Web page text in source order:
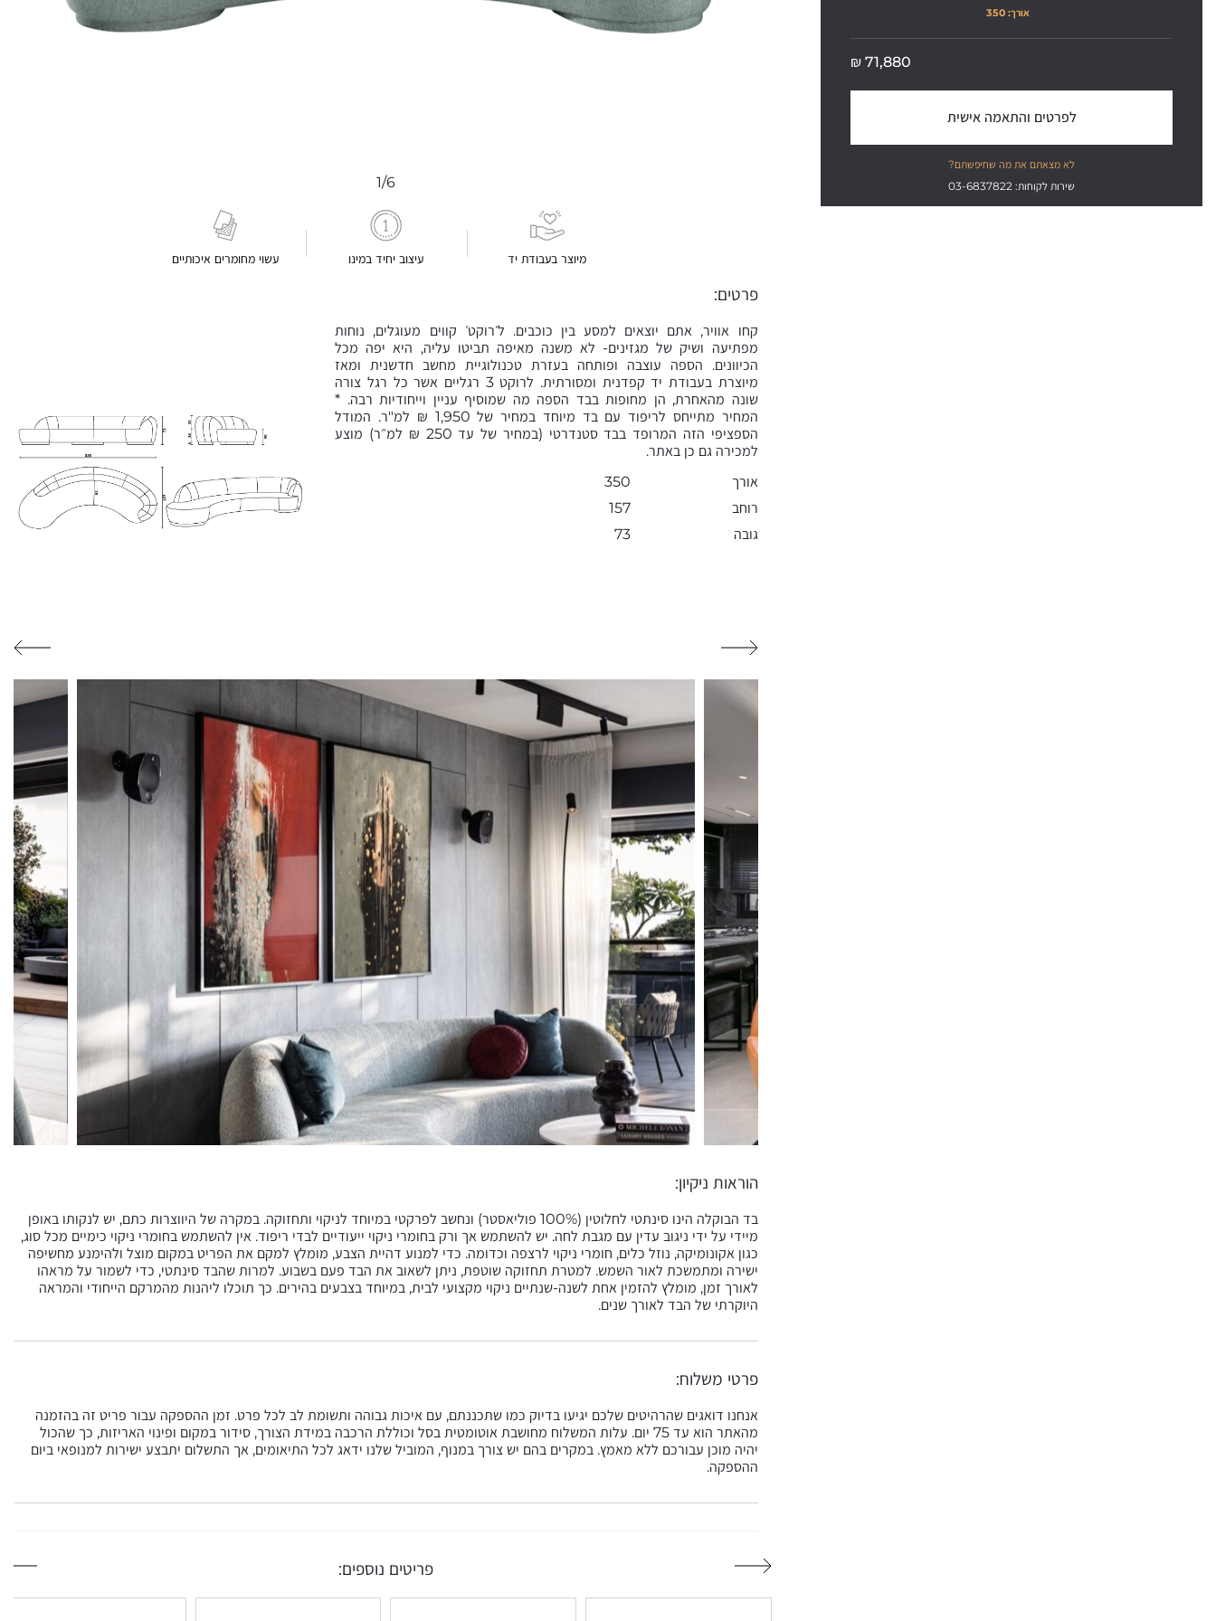
1/6
מיוצר בעבודת יד עיצוב יחיד במינו עשוי מחומרים איכותיים
פרטים:
קחו אוויר, אתם יוצאים למסע בין כוכבים. ל׳רוקט׳ קווים מעוגלים, נוחות
מפתיעה ושיק של מגזינים- לא משנה מאיפה תביטו עליה, היא יפה מכל
הכיוונים. הספה עוצבה ופותחה בעזרת טכנולוגיית מחשב חדשנית ומאז
מיוצרת בעבודת יד קפדנית ומסורתית. לרוקט 3 רגליים אשר כל רגל צורה
שונה מהאחרת, הן מחופות בבד הספה מה שמוסיף עניין וייחודיות רבה. *
המחיר מתייחס לריפוד עם בד מיוחד במחיר של 1,950 ₪ למ"ר. המודל
הספציפי הזה המרופד בבד סטנדרטי (במחיר של עד 250 ₪ למ״ר) מוצע
למכירה גם כן באתר.
אורך
350
רוחב
157
גובה
73
הוראות ניקיון:
בד הבוקלה הינו סינתטי לחלוטין (100% פוליאסטר) ונחשב לפרקטי במיוחד לניקוי ותחזוקה. במקרה של היווצרות כתם, יש לנקותו באופן
מיידי על ידי ניגוב עדין עם מגבת לחה. יש להשתמש אך ורק בחומרי ניקוי ייעודיים לבדי ריפוד. אין להשתמש בחומרי ניקוי כימיים מכל סוג,
כגון אקונומיקה, נוזל כלים, חומרי ניקוי לרצפה וכדומה. כדי למנוע דהיית הצבע, מומלץ למקם את הפריט במקום מוצל ולהימנע מחשיפה
ישירה ומתמשכת לאור השמש. למטרת תחזוקה שוטפת, ניתן לשאוב את הבד פעם בשבוע. למרות שהבד סינתטי, כדי לשמור על מראהו
לאורך זמן, מומלץ להזמין אחת לשנה-שנתיים ניקוי מקצועי לבית, במיוחד בצבעים בהירים. כך תוכלו ליהנות מהמרקם הייחודי והמראה
היוקרתי של הבד לאורך שנים.
פרטי משלוח:
אנחנו דואגים שהרהיטים שלכם יגיעו בדיוק כמו שתכננתם, עם איכות גבוהה ותשומת לב לכל פרט. זמן ההספקה עבור פריט זה בהזמנה
מהאתר הוא עד 75 יום. עלות המשלוח מחושבת אוטומטית בסל וכוללת הרכבה במידת הצורך, סידור במקום ופינוי האריזות, כך שהכול
יהיה מוכן עבורכם ללא מאמץ. במקרים בהם יש צורך במנוף, המוביל שלנו ידאג לכל התיאומים, אך התשלום יתבצע ישירות למנופאי ביום
ההספקה.
פריטים נוספים:
אורך: 350
71,880
₪
לפרטים והתאמה אישית
לא מצאתם את מה שחיפשתם?
שירות לקוחות: 03-6837822